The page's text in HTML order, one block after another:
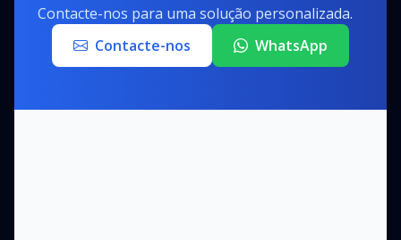
Contacte-nos para uma solução personalizada.
Contacte-nos
WhatsApp